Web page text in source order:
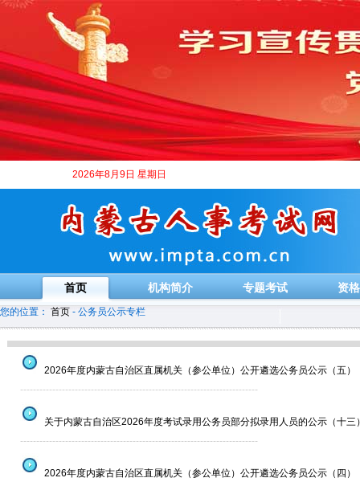
2026年8月9日 星期日
首页 机构简介 专题考试 资
您的位置： 首页 - 公务员公示专栏
2026年度内蒙古自治区直属机关（参公单位）公开遴选公务员公示（五）
--------------------------------------------------------------------------
关于内蒙古自治区2026年度考试录用公务员部分拟录用人员的公示（十三
--------------------------------------------------------------------------
2026年度内蒙古自治区直属机关（参公单位）公开遴选公务员公示（四）